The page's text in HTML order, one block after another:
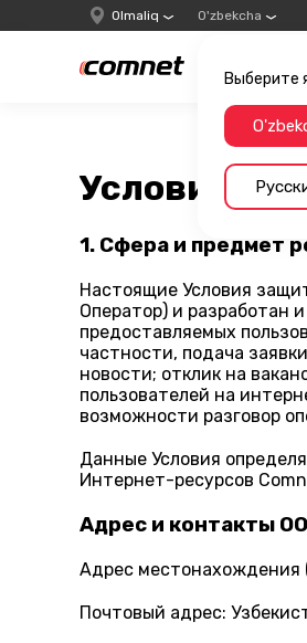
Olmaliq O'zbekcha
Выберите
Условия
1. Сфера и предмет
Настоящие Условия
Оператор) и разработан
предоставляемых
частности, подача
новости; отклик на
пользователей на
возможности разговор
Данные Условия
Интернет-ресурсов
Адрес и контакты
Адрес местонахождения
Почтовый адрес: